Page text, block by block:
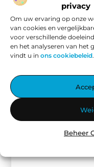
privacy
Om uw ervaring op onze
van cookies en
voor verschillende
en het analyseren van het
vindt u in ons cookiebeleid.
Beheer
Ontdek Meppel
Meppel, een
Nederland, staat
historische charme.